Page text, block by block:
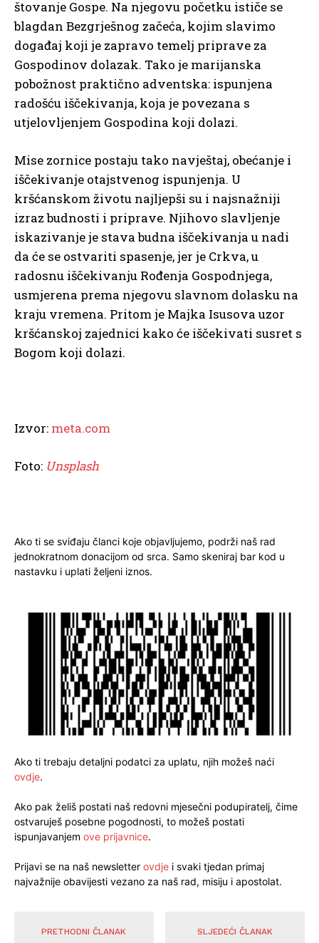
štovanje Gospe. Na njegovu početku ističe se
blagdan Bezgrješnog začeća, kojim slavimo
događaj koji je zapravo temelj priprave za
Gospodinov dolazak. Tako je marijanska
pobožnost praktično adventska: ispunjena
radošću iščekivanja, koja je povezana s
utjelovljenjem Gospodina koji dolazi.
Mise zornice postaju tako navještaj, obećanje i
iščekivanje otajstvenog ispunjenja. U
kršćanskom životu najljepši su i najsnažniji
izraz budnosti i priprave. Njihovo slavljenje
iskazivanje je stava budna iščekivanja u nadi
da će se ostvariti spasenje, jer je Crkva, u
radosnu iščekivanju Rođenja Gospodnjega,
usmjerena prema njegovu slavnom dolasku na
kraju vremena. Pritom je Majka Isusova uzor
kršćanskoj zajednici kako će iščekivati susret s
Bogom koji dolazi.
Izvor: meta.com
Foto: Unsplash
Ako ti se sviđaju članci koje objavljujemo, podrži naš rad
jednokratnom donacijom od srca. Samo skeniraj bar kod u
nastavku i uplati željeni iznos.
Ako ti trebaju detaljni podatci za uplatu, njih možeš naći
ovdje.
Ako pak želiš postati naš redovni mjesečni podupiratelj, čime
ostvaruješ posebne pogodnosti, to možeš postati
ispunjavanjem ove prijavnice.
Prijavi se na naš newsletter ovdje i svaki tjedan primaj
najvažnije obavijesti vezano za naš rad, misiju i apostolat.
PRETHODNI ČLANAK SLJEDEĆI ČLANAK